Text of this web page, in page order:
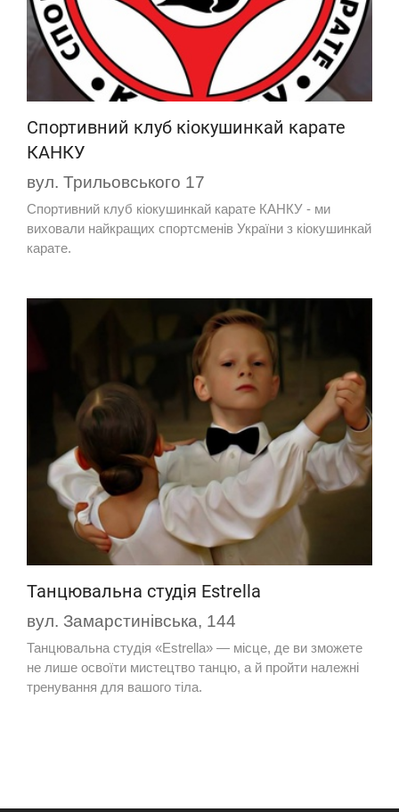
Спортивний клуб кіокушинкай карате
КАНКУ
вул. Трильовського 17
Спортивний клуб кіокушинкай карате КАНКУ - ми
виховали найкращих спортсменів України з кіокушинкай
карате.
Танцювальна студія Estrella
вул. Замарстинівська, 144
Танцювальна студія «Estrella» — місце, де ви зможете
не лише освоїти мистецтво танцю, а й пройти належні
тренування для вашого тіла.